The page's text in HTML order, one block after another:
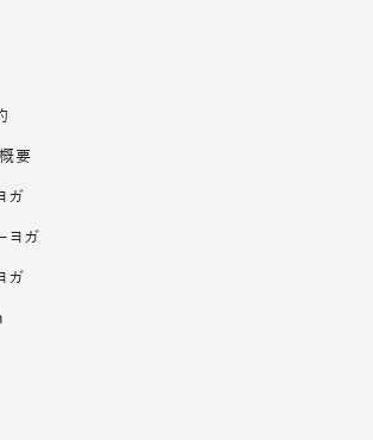
要
ガ
ヨガ
ガ